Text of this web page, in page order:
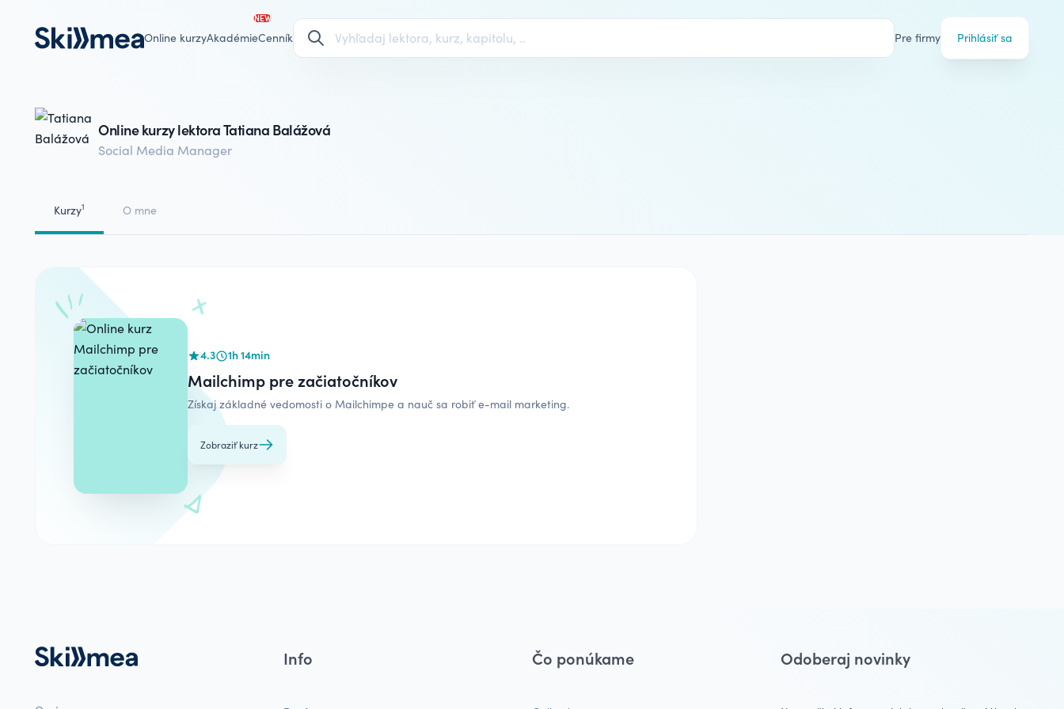
Online kurzyAkadémie
NEW
Cenník Pre firmy Prihlásiť sa
Online kurzy lektora Tatiana Balážová
Social Media Manager
Kurzy1 O mne
4.3 1h 14min
Mailchimp pre začiatočníkov
Získaj základné vedomosti o Mailchimpe a nauč sa robiť e-mail marketing.
Zobraziť kurz
Info Čo ponúkame Odoberaj novinky